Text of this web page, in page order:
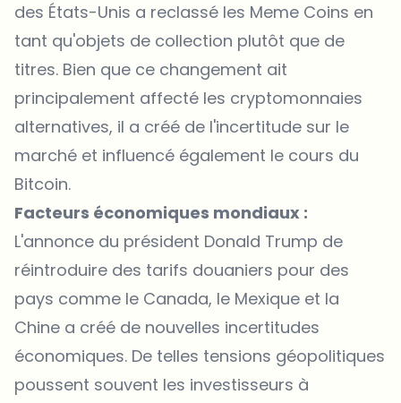
des États-Unis a reclassé les Meme Coins en
tant qu'objets de collection plutôt que de
titres. Bien que ce changement ait
principalement affecté les cryptomonnaies
alternatives, il a créé de l'incertitude sur le
marché et influencé également le cours du
Bitcoin.
Facteurs économiques mondiaux :
L'annonce du président Donald Trump de
réintroduire des tarifs douaniers pour des
pays comme le Canada, le Mexique et la
Chine a créé de nouvelles incertitudes
économiques. De telles tensions géopolitiques
poussent souvent les investisseurs à